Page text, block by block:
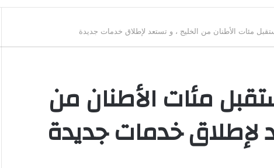
مئات الأطنان من الخليج ، و تستعد لإطلاق خدمات جديدة
مئات الأطنان من
لإطلاق خدمات جديدة